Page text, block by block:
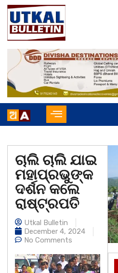
ଚାଲି ଚାଲି ଯାଇ
ମହାପ୍ରଭୁଙ୍କ
ଦର୍ଶନ କଲେ
ରାଷ୍ଟ୍ରପତି
Utkal Bulletin
December 4, 2024
No Comments